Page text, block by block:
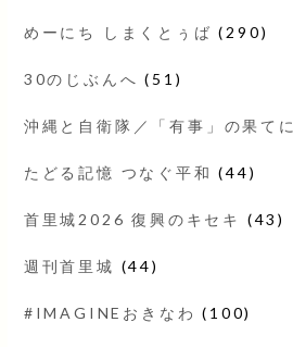
めーにち しまくとぅば (290)
30のじぶんへ (51)
沖縄と自衛隊／「有事」の果てに
たどる記憶 つなぐ平和 (44)
首里城2026 復興のキセキ (43)
週刊首里城 (44)
#IMAGINEおきなわ (100)